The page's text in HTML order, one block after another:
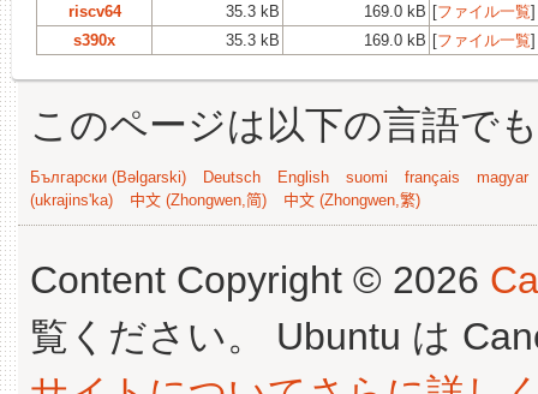
riscv64
35.3 kB 169.0 kB [ファイル一覧]
s390x
35.3 kB 169.0 kB [ファイル一覧]
このページは以下の言語で
Български (Bəlgarski) Deutsch English suomi français
magyar
(ukrajins'ka)
中文 (Zhongwen,简) 中文 (Zhongwen,繁)
Content Copyright © 2026
覧ください。 Ubuntu は